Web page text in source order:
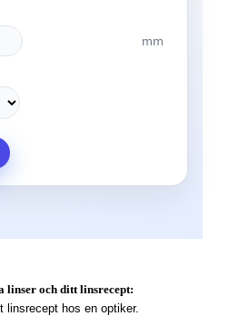
mm
linser och ditt linsrecept:
linsrecept hos en optiker.